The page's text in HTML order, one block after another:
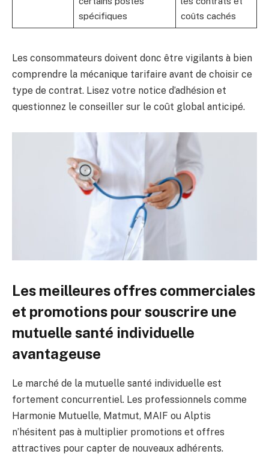
spécifiques
coûts cachés
Les consommateurs doivent donc être vigilants à bien
comprendre la mécanique tarifaire avant de choisir ce
type de contrat. Lisez votre notice d’adhésion et
questionnez le conseiller sur le coût global anticipé.
Les meilleures offres commerciales
et promotions pour souscrire une
mutuelle santé individuelle
avantageuse
Le marché de la mutuelle santé individuelle est
fortement concurrentiel. Les professionnels comme
Harmonie Mutuelle, Matmut, MAIF ou Alptis
n’hésitent pas à multiplier promotions et offres
attractives pour capter de nouveaux adhérents.